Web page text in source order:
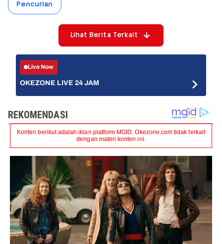
Pencurian
Lihat Berita Terkait
Live Now
OKEZONE LIVE 24 JAM